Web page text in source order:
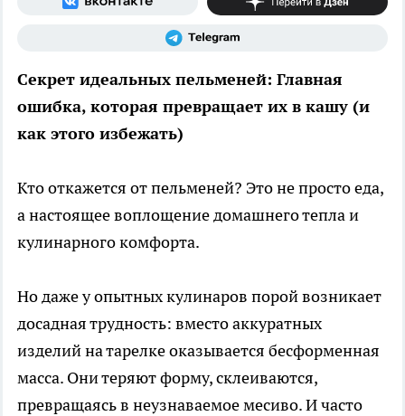
Секрет идеальных пельменей: Главная
ошибка, которая превращает их в кашу (и
как этого избежать)
Кто откажется от пельменей? Это не просто еда,
а настоящее воплощение домашнего тепла и
кулинарного комфорта.
Но даже у опытных кулинаров порой возникает
досадная трудность: вместо аккуратных
изделий на тарелке оказывается бесформенная
масса. Они теряют форму, склеиваются,
превращаясь в неузнаваемое месиво. И часто